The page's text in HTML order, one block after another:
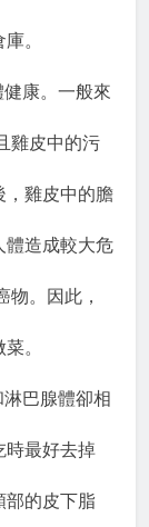
。
康。一般來
雞皮中的污
，雞皮中的膽
體造成較大危
物。因此，
。
巴腺體卻相
時最好去掉
部的皮下脂